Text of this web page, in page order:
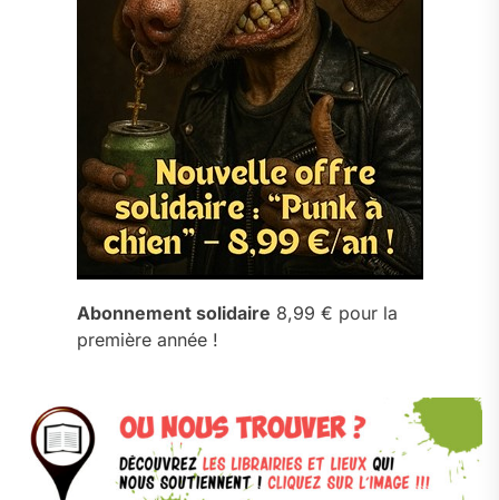
Abonnement solidaire 8,99 € pour la
première année !